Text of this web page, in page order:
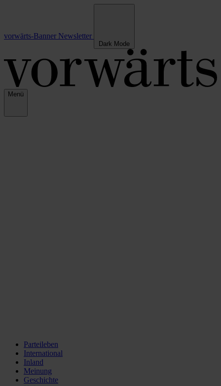
vorwärts-Banner Newsletter
Dark Mode
Menü
Parteileben
International
Inland
Meinung
Geschichte